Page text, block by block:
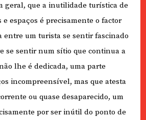
geral, que a inutilidade turística de
espaços é precisamente o factor
entre um turista se sentir fascinado
se sentir num sítio que continua a
lhe é dedicada, uma parte
incompreensível, mas que atesta
ou quase desaparecido, um
por ser inútil do ponto de